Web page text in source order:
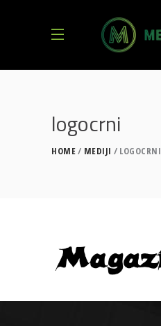
logocrni
HOME MEDIJI LOGOCRNI